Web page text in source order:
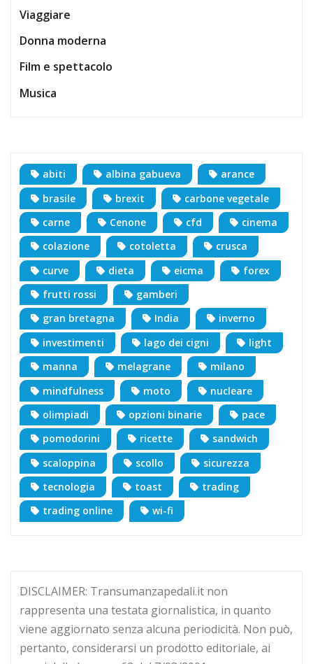
Viaggiare
Donna moderna
Film e spettacolo
Musica
abiti albina gabueva
arance
brasile
brexit
carbone vegetale
carne
Cenone cfd
cinema
colazione
cotoletta
crusca
curve
dieta eicma
forex
frutti rossi
gamberi
gran bretagna
India
inverno
investimenti
lago dei cigni
light
manna
melagrane
milano
mindfulness
moto
nucleare
olimpiadi
opzioni binarie
pace
pomodorini
ricette
sandwich
scaloppina
scollo
sicurezza
tecnologia
toast
trading
trading online
wi-fi
DISCLAIMER: Transumanzapedali.it non
rappresenta una testata giornalistica, in quanto
viene aggiornato senza alcuna periodicità. Non può,
pertanto, considerarsi un prodotto editoriale, ai